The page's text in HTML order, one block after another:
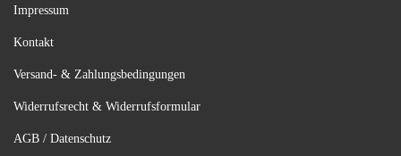
Impressum
Kontakt
Versand- & Zahlungsbedingungen
Widerrufsrecht & Widerrufsformular
AGB / Datenschutz